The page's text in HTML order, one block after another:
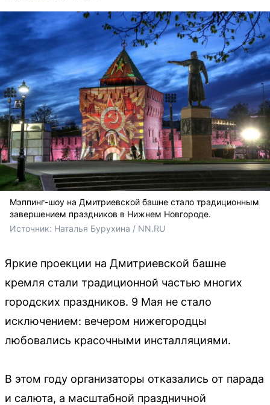
Мэппинг-шоу на Дмитриевской башне стало традиционным
завершением праздников в Нижнем Новгороде.
Источник: Наталья Бурухина / NN.RU
Яркие проекции на Дмитриевской башне
кремля стали традиционной частью многих
городских праздников. 9 Мая не стало
исключением: вечером нижегородцы
любовались красочными инсталляциями.
В этом году организаторы отказались от парада
и салюта, а масштабной праздничной